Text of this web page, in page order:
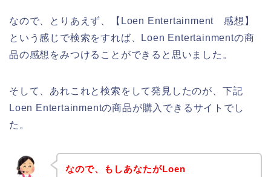
なので、とりあえず、【Loen Entertainment 感想】
という感じで検索をすれば、Loen Entertainmentの商
品の感想をみつけることができると思いました。
そして、あれこれと検索をして発見したのが、下記
Loen Entertainmentの商品が購入できるサイトでし
た。
なので、もしあなたがLoen